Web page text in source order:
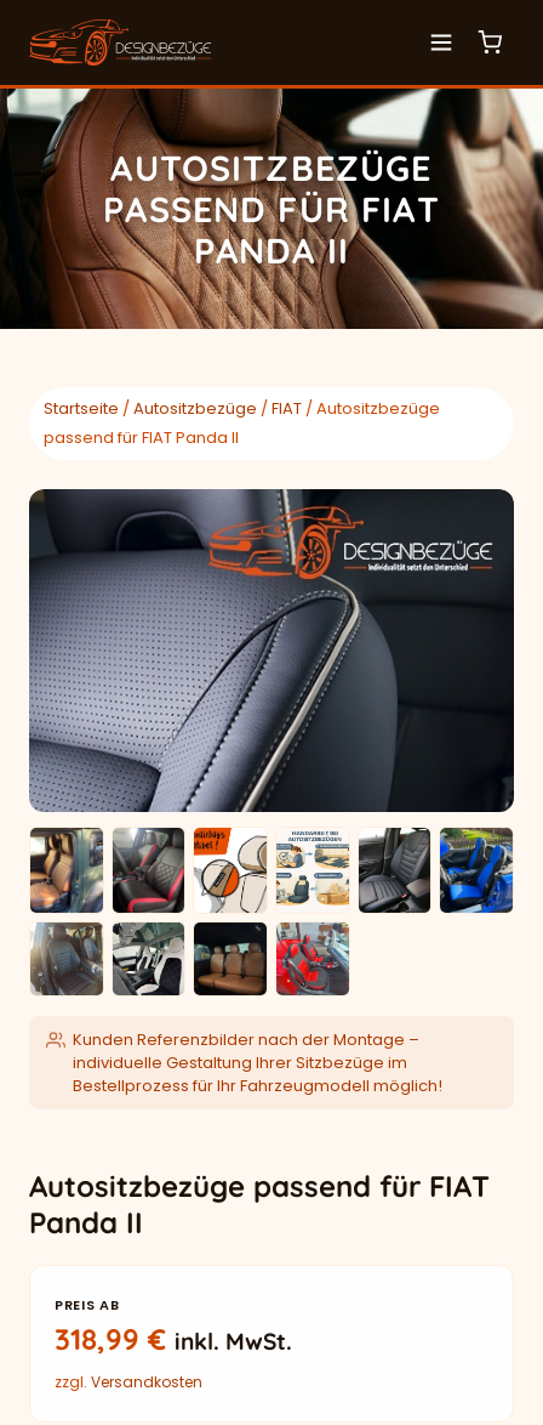
AUTOSITZBEZÜGE
PASSEND FÜR FIAT
PANDA II
Startseite /Autositzbezüge /FIAT / Autositzbezüge
passend für FIAT Panda II
Kunden Referenzbilder nach der Montage –
individuelle Gestaltung Ihrer Sitzbezüge im
Bestellprozess für Ihr Fahrzeugmodell möglich!
Autositzbezüge passend für FIAT
Panda II
PREIS AB
318,99€ inkl. MwSt.
zzgl. Versandkosten